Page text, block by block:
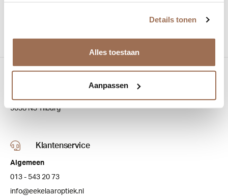
Details tonen
Alles toestaan
Aanpassen
5038 NJ Tilburg
Klantenservice
Algemeen
013 - 543 20 73
info@eekelaaroptiek.nl